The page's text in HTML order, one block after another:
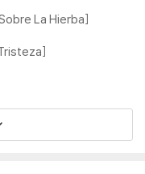
해서는 반품/교환이 불가
권유 드립니다.
니다.
하지 않을 수 있습니다.
La Hierba]